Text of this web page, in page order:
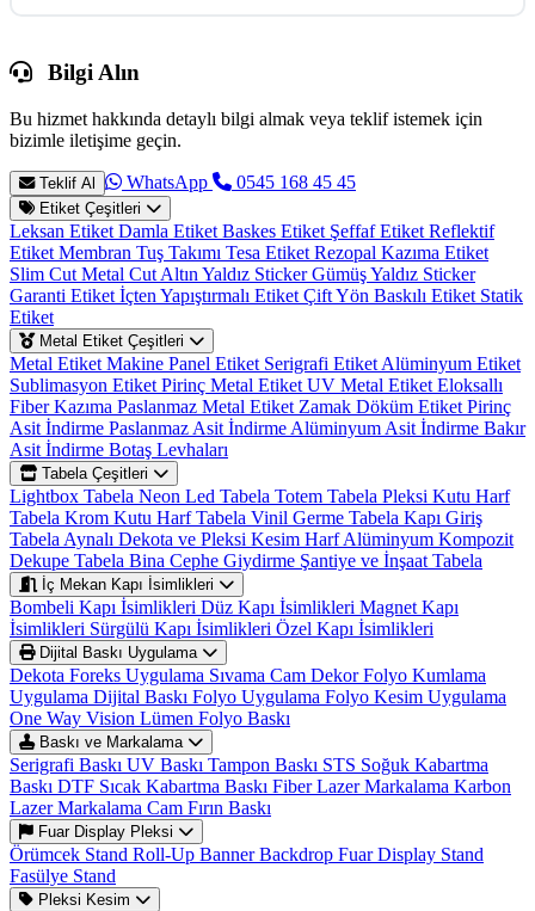
Bilgi Alın
Bu hizmet hakkında detaylı bilgi almak veya teklif istemek için
bizimle iletişime geçin.
Teklif Al WhatsApp 0545 168 45 45
Etiket Çeşitleri
Leksan Etiket Damla Etiket Baskes Etiket Şeffaf Etiket Reflektif
Etiket Membran Tuş Takımı Tesa Etiket Rezopal Kazıma Etiket
Slim Cut Metal Cut Altın Yaldız StickerGümüş Yaldız Sticker
Garanti Etiket İçten Yapıştırmalı Etiket Çift Yön Baskılı Etiket Statik
Etiket
Metal Etiket Çeşitleri
Metal Etiket Makine Panel Etiket Serigrafi Etiket Alüminyum Etiket
Sublimasyon Etiket Pirinç Metal Etiket UV Metal Etiket Eloksallı
Fiber Kazıma Paslanmaz Metal Etiket Zamak Döküm Etiket Pirinç
Asit İndirme Paslanmaz Asit İndirme Alüminyum Asit İndirme Bakır
Asit İndirme Botaş Levhaları
Tabela Çeşitleri
Lightbox Tabela Neon Led Tabela Totem Tabela Pleksi Kutu Harf
Tabela Krom Kutu Harf Tabela Vinil Germe Tabela Kapı Giriş
Tabela Aynalı Dekota ve Pleksi Kesim HarfAlüminyum Kompozit
Dekupe Tabela Bina Cephe Giydirme Şantiye ve İnşaat Tabela
İç Mekan Kapı İsimlikleri
Bombeli Kapı İsimlikleri Düz Kapı İsimlikleri Magnet Kapı
İsimlikleri Sürgülü Kapı İsimlikleri Özel Kapı İsimlikleri
Dijital Baskı Uygulama
Dekota Foreks Uygulama Sıvama Cam Dekor Folyo Kumlama
Uygulama Dijital Baskı Folyo Uygulama Folyo Kesim Uygulama
One Way Vision Lümen Folyo Baskı
Baskı ve Markalama
Serigrafi Baskı UV Baskı Tampon Baskı STS Soğuk Kabartma
Baskı DTF Sıcak Kabartma Baskı Fiber Lazer Markalama Karbon
Lazer Markalama Cam Fırın Baskı
Fuar Display Pleksi
Örümcek Stand Roll-Up BannerBackdrop Fuar Display Stand
Fasülye Stand
Pleksi Kesim